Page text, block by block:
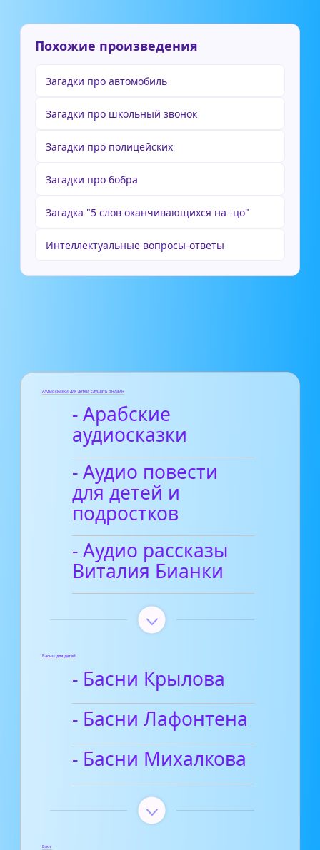
Похожие произведения
Загадки про автомобиль
Загадки про школьный звонок
Загадки про полицейских
Загадки про бобра
Загадка "5 слов оканчивающихся на -цо"
Интеллектуальные вопросы-ответы
Аудиосказки для детей слушать онлайн
- Арабские
аудиосказки
- Аудио повести
для детей и
подростков
- Аудио рассказы
Виталия Бианки
Басни для детей
- Басни Крылова
- Басни Лафонтена
- Басни Михалкова
Блог